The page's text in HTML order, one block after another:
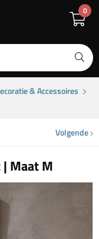
0
& Accessoires
Volgende
Maat M